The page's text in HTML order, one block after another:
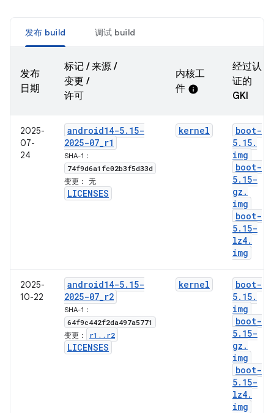
发布 build 调试 build
发布
日期
标记 / 来源 /
变更 /
许可
内核工
件 info
经过认
证的
GKI
2025-
07-
24
android14-5. 15-
2025-07_r1
SHA-1：
74f9d6a1fc02b3f5d33d
变更： 无
LICENSES
kernel
boot-
5. 15.
img
boot-
5. 15-
gz .
img
boot-
5. 15-
lz4.
img
2025-
10-22
android14-5. 15-
2025-07_r2
SHA-1：
64f9c442f2da497a5771
变更： r1 . . r2
LICENSES
kernel
boot-
5. 15.
img
boot-
5. 15-
gz .
img
boot-
5. 15-
lz4.
img